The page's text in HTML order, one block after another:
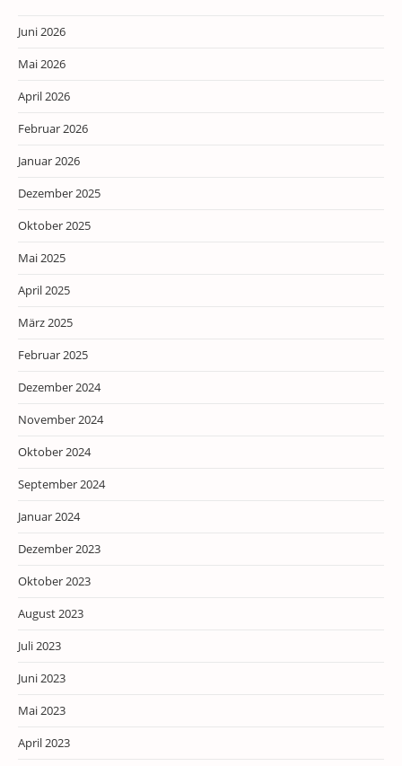
Juni 2026
Mai 2026
April 2026
Februar 2026
Januar 2026
Dezember 2025
Oktober 2025
Mai 2025
April 2025
März 2025
Februar 2025
Dezember 2024
November 2024
Oktober 2024
September 2024
Januar 2024
Dezember 2023
Oktober 2023
August 2023
Juli 2023
Juni 2023
Mai 2023
April 2023